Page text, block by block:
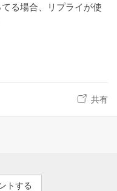
る場合、リプライが使
共有
トする